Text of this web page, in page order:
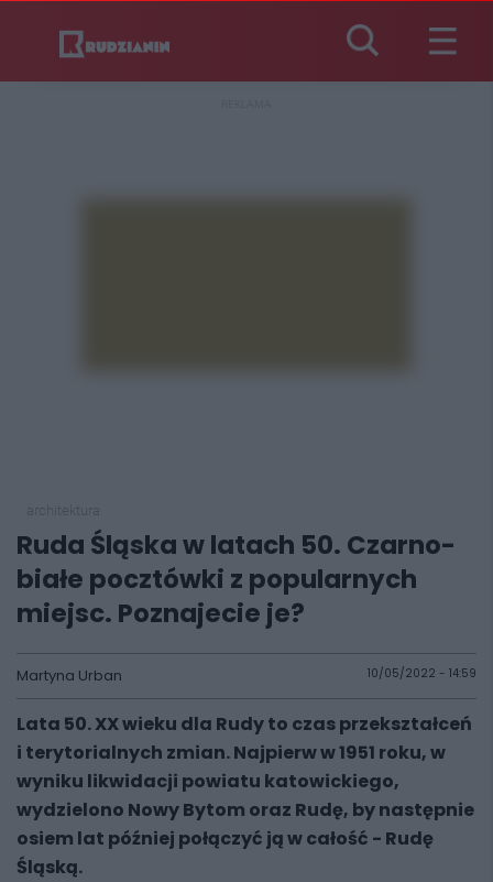
Ruda Śląska w latach 50. Czarno-
białe pocztówki z popularnych
miejsc. Poznajecie je?
Martyna Urban 10/05/2022 - 14:59
Lata 50. XX wieku dla Rudy to czas przekształceń
i terytorialnych zmian. Najpierw w 1951 roku, w
wyniku likwidacji powiatu katowickiego,
wydzielono Nowy Bytom oraz Rudę, by następnie
osiem lat później połączyć ją w całość - Rudę
Śląską.